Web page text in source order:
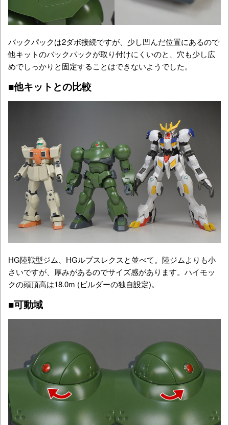
バックパックは2ダボ接続ですが、少し凹んだ位置にあるので
他キットのバックパックが取り付けにくいのと、穴も少し広
めでしっかりと固定することはできないようでした。
■他キットとの比較
HG陸戦型ジム、HGルプスレクスと並べて。陸ジムよりも小
さいですが、厚みがあるのでサイズ感があります。ハイモッ
クの頭頂高は18.0m (ビルダーの独自設定)。
■可動域